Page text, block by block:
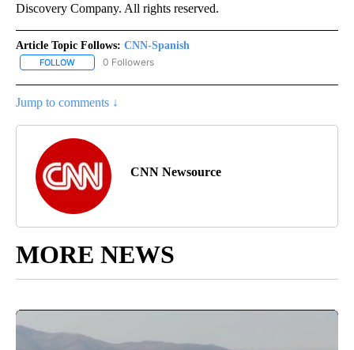
Discovery Company. All rights reserved.
Article Topic Follows: CNN-Spanish
FOLLOW FOLLOW "CNN-SPANISH" TO RECEIVE NOTIFICATIONS ABOUT
0 Followers
Jump to comments ↓
CNN Newsource
MORE NEWS